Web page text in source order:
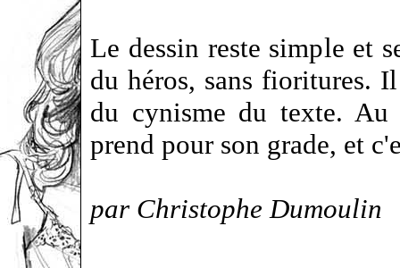
Le dessin reste simple et
du héros, sans fioritures.
du cynisme du texte.
prend pour son grade, et
par Christophe Dumoulin